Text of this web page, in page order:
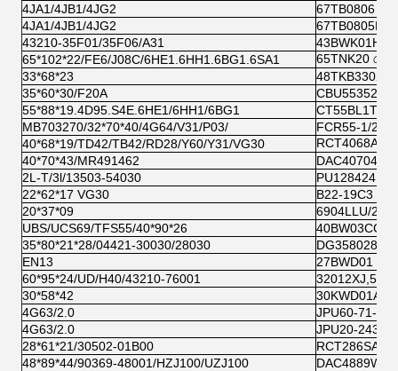
4JA1/4JB1/4JG2
67TB0806
4JA1/4JB1/4JG2
43210-35F01/35F06/A31
65*102*22/FE6/J08C/6HE1.6HH1.6BG1.6SA1
65TNK20 কোয়ো
33*68*23
48TKB3302
35*60*30/F20A
CBU553524
55*88*19.4D95.S4E.6HE1/6HH1/6BG1
MB703270/32*70*40/4G64/V31/P03/
FCR55-1/
40*68*19/TD42/TB42/RD28/Y60/Y31/VG30
RCT4068A2
40*70*43/MR491462
DAC407043
2L-T/3l/13503-54030
22*62*17 VG30
B22-19C3
20*37*09
6904LLU/2AS,
UBS/UCS69/TFS55/40*90*26
40BW03CG
35*80*21*28/04421-30030/28030
DG358028
EN13
27BWD01
60*95*24/UD/H40/43210-76001
30*58*42
30KWD01A
4G63/2.0
JPU60-71-
4G63/2.0
JPU20-243
28*61*21/30502-01B00
RCT286SA
48*89*44/90369-48001/HZJ100/UZJ100